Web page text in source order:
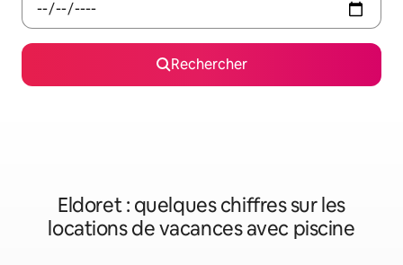
Rechercher
Eldoret : quelques chiffres sur les
locations de vacances avec piscine